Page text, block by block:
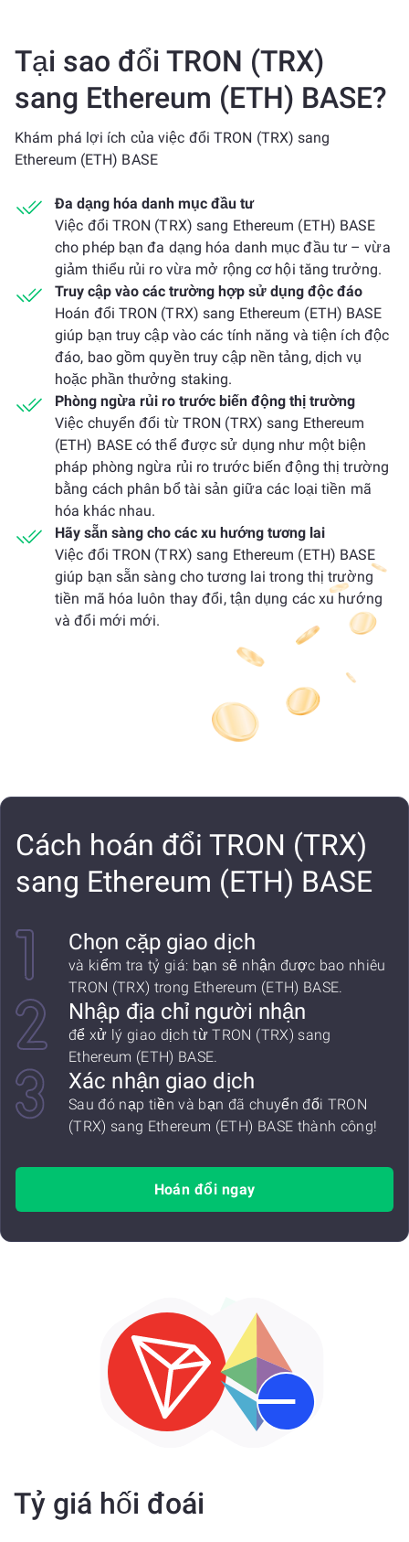
Tại sao đổi TRON (TRX)
sang Ethereum (ETH) BASE?
Khám phá lợi ích của việc đổi TRON (TRX) sang
Ethereum (ETH) BASE
Đa dạng hóa danh mục đầu tư
Việc đổi TRON (TRX) sang Ethereum (ETH) BASE
cho phép bạn đa dạng hóa danh mục đầu tư – vừa
giảm thiểu rủi ro vừa mở rộng cơ hội tăng trưởng.
Truy cập vào các trường hợp sử dụng độc đáo
Hoán đổi TRON (TRX) sang Ethereum (ETH) BASE
giúp bạn truy cập vào các tính năng và tiện ích độc
đáo, bao gồm quyền truy cập nền tảng, dịch vụ
hoặc phần thưởng staking.
Phòng ngừa rủi ro trước biến động thị trường
Việc chuyển đổi từ TRON (TRX) sang Ethereum
(ETH) BASE có thể được sử dụng như một biện
pháp phòng ngừa rủi ro trước biến động thị trường
bằng cách phân bổ tài sản giữa các loại tiền mã
hóa khác nhau.
Hãy sẵn sàng cho các xu hướng tương lai
Việc đổi TRON (TRX) sang Ethereum (ETH) BASE
giúp bạn sẵn sàng cho tương lai trong thị trường
tiền mã hóa luôn thay đổi, tận dụng các xu hướng
và đổi mới mới.
Cách hoán đổi TRON (TRX)
sang Ethereum (ETH) BASE
Chọn cặp giao dịch
và kiểm tra tỷ giá: bạn sẽ nhận được bao nhiêu
TRON (TRX) trong Ethereum (ETH) BASE.
Nhập địa chỉ người nhận
để xử lý giao dịch từ TRON (TRX) sang
Ethereum (ETH) BASE.
Xác nhận giao dịch
Sau đó nạp tiền và bạn đã chuyển đổi TRON
(TRX) sang Ethereum (ETH) BASE thành công!
Hoán đổi ngay
Tỷ giá hối đoái